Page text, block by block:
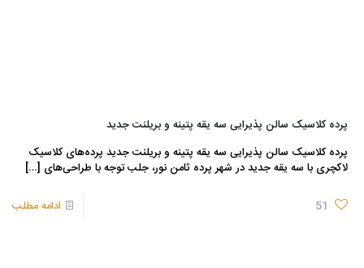
پرده کلاسیک سالن پذیرایی سه یقه پتینه و بریلنت جدید
پرده کلاسیک سالن پذیرایی سه یقه پتینه و بریلنت جدید پرده‌های کلاسیک
لاکچری با سه یقه جدید در شهر پرده ثامن نور، جلب توجه با طراحی‌های […]
51 ادامه مطلب